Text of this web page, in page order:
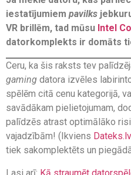
iestatījumiem pavilks
VR brillēm, tad mūsu Intel
datorkomplekts ir domāts
Ceru, ka šis raksts tev
gaming datora izvēles
spēlēm citā cenu kategorijā,
savādākam pielietojumam,
palīdzēs atrast optimālāko
vajadzībām! (Ikviens Dateks.lv
tiek sakomplektēts un